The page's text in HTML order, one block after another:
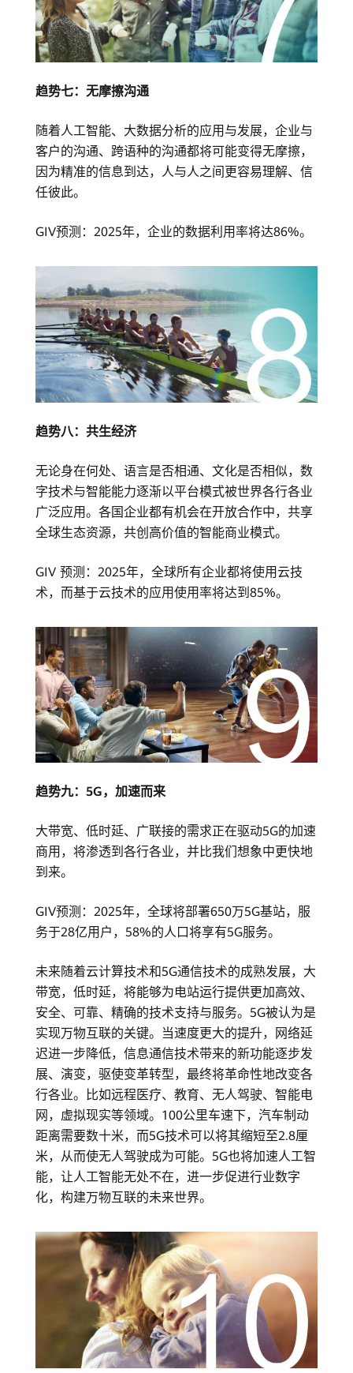
趋势七：无摩擦沟通
随着人工智能、大数据分析的应用与发展，企业与
客户的沟通、跨语种的沟通都将可能变得无摩擦，
因为精准的信息到达，人与人之间更容易理解、信
任彼此。
GIV预测：2025年，企业的数据利用率将达86%。
趋势八：共生经济
无论身在何处、语言是否相通、文化是否相似，数
字技术与智能能力逐渐以平台模式被世界各行各业
广泛应用。各国企业都有机会在开放合作中，共享
全球生态资源，共创高价值的智能商业模式。
GIV 预测：2025年，全球所有企业都将使用云技
术，而基于云技术的应用使用率将达到85%。
趋势九：5G，加速而来
大带宽、低时延、广联接的需求正在驱动5G的加速
商用，将渗透到各行各业，并比我们想象中更快地
到来。
GIV预测：2025年，全球将部署650万5G基站，服
务于28亿用户，58%的人口将享有5G服务。
未来随着云计算技术和5G通信技术的成熟发展，大
带宽，低时延，将能够为电站运行提供更加高效、
安全、可靠、精确的技术支持与服务。5G被认为是
实现万物互联的关键。当速度更大的提升，网络延
迟进一步降低，信息通信技术带来的新功能逐步发
展、演变，驱使变革转型，最终将革命性地改变各
行各业。比如远程医疗、教育、无人驾驶、智能电
网，虚拟现实等领域。100公里车速下，汽车制动
距离需要数十米，而5G技术可以将其缩短至2.8厘
米，从而使无人驾驶成为可能。5G也将加速人工智
能，让人工智能无处不在，进一步促进行业数字
化，构建万物互联的未来世界。